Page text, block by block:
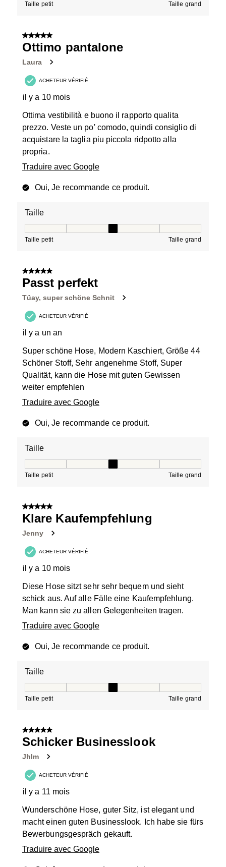
Taille petit Taille grand
5 sur 5 étoiles.
Ottimo pantalone
Laura
ACHETEUR VÉRIFIÉ
il y a 10 mois
Ottima vestibilità e buono il rapporto qualita
prezzo. Veste un po' comodo, quindi consiglio di
acquistare la taglia piu piccola ridpotto alla
propria.
Traduire avec Google
Oui, Je recommande ce produit.
Taille
Taille petit Taille grand
5 sur 5 étoiles.
Passt perfekt
Tüay, super schöne Schnit
ACHETEUR VÉRIFIÉ
il y a un an
Super schöne Hose, Modern Kaschiert, Größe 44
Schöner Stoff, Sehr angenehme Stoff, Super
Qualität, kann die Hose mit guten Gewissen
weiter empfehlen
Traduire avec Google
Oui, Je recommande ce produit.
Taille
Taille petit Taille grand
5 sur 5 étoiles.
Klare Kaufempfehlung
Jenny
ACHETEUR VÉRIFIÉ
il y a 10 mois
Diese Hose sitzt sehr sehr bequem und sieht
schick aus. Auf alle Fälle eine Kaufempfehlung.
Man kann sie zu allen Gelegenheiten tragen.
Traduire avec Google
Oui, Je recommande ce produit.
Taille
Taille petit Taille grand
5 sur 5 étoiles.
Schicker Businesslook
Jhlm
ACHETEUR VÉRIFIÉ
il y a 11 mois
Wunderschöne Hose, guter Sitz, ist elegant und
macht einen guten Businesslook. Ich habe sie fürs
Bewerbungsgespräch gekauft.
Traduire avec Google